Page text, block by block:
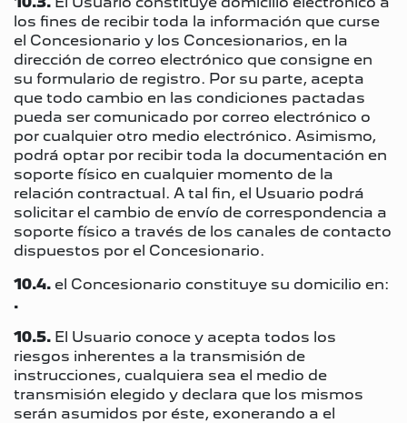
los fines de recibir toda la información que curse
el Concesionario y los Concesionarios, en la
dirección de correo electrónico que consigne en
su formulario de registro. Por su parte, acepta
que todo cambio en las condiciones pactadas
pueda ser comunicado por correo electrónico o
por cualquier otro medio electrónico. Asimismo,
podrá optar por recibir toda la documentación en
soporte físico en cualquier momento de la
relación contractual. A tal fin, el Usuario podrá
solicitar el cambio de envío de correspondencia a
soporte físico a través de los canales de contacto
dispuestos por el Concesionario.
10.4. el Concesionario constituye su domicilio en:
.
10.5. El Usuario conoce y acepta todos los
riesgos inherentes a la transmisión de
instrucciones, cualquiera sea el medio de
transmisión elegido y declara que los mismos
serán asumidos por éste, exonerando a el